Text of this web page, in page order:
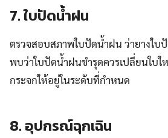
7. ใบปัดน้ำฝน
ตรวจสอบสภาพใบปัดน้ำฝน ว่ายางใบ
พบว่าใบปัดน้ำฝนชำรุดควรเปลี่ยนใบใ
กระจกให้อยู่ในระดับที่กำหนด
8. อุปกรณ์ฉุกเฉิน